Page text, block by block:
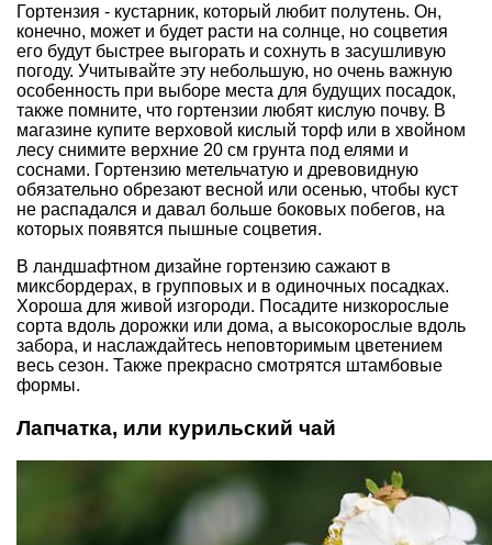
Гортензия - кустарник, который любит полутень. Он,
конечно, может и будет расти на солнце, но соцветия
его будут быстрее выгорать и сохнуть в засушливую
погоду. Учитывайте эту небольшую, но очень важную
особенность при выборе места для будущих посадок,
также помните, что гортензии любят кислую почву. В
магазине купите верховой кислый торф или в хвойном
лесу снимите верхние 20 см грунта под елями и
соснами. Гортензию метельчатую и древовидную
обязательно обрезают весной или осенью, чтобы куст
не распадался и давал больше боковых побегов, на
которых появятся пышные соцветия.
В ландшафтном дизайне гортензию сажают в
миксбордерах, в групповых и в одиночных посадках.
Хороша для живой изгороди. Посадите низкорослые
сорта вдоль дорожки или дома, а высокорослые вдоль
забора, и наслаждайтесь неповторимым цветением
весь сезон. Также прекрасно смотрятся штамбовые
формы.
Лапчатка, или курильский чай